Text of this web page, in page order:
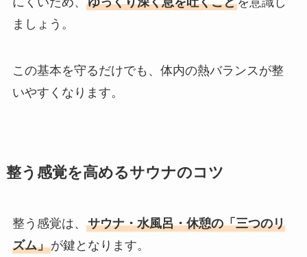
ましょう。
この基本を守るだけでも、体内の熱バランスが整
いやすくなります。
整う感覚を高めるサウナのコツ
整う感覚は、 サウナ・水風呂・休憩の「三つのリ
ズム」が鍵となります。